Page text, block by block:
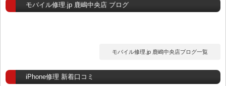
モバイル修理.jp 鹿嶋中央店 ブログ
モバイル修理.jp 鹿嶋中央店ブログ一覧
iPhone修理 新着口コミ